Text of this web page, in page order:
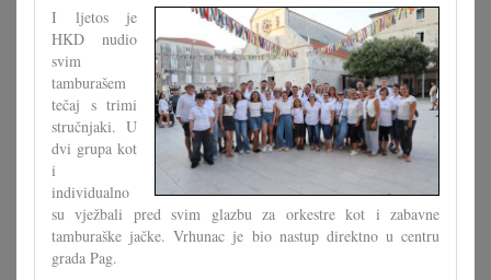
I ljetos je
HKD nudio
svim
tamburašem
tečaj s trimi
stručnjaki. U
dvi grupa kot
i
individualno
su vježbali pred svim glazbu za orkestre kot i zabavne
tamburaške jačke. Vrhunac je bio nastup direktno u centru
grada Pag.